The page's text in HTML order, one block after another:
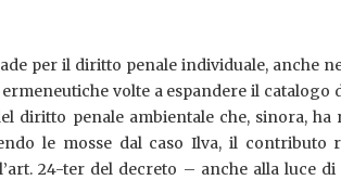
per il diritto penale individuale, anche
volte a espandere il
diritto penale ambientale che, sinora,
le mosse dal caso Ilva, il
24-ter del decreto – anche alla luce